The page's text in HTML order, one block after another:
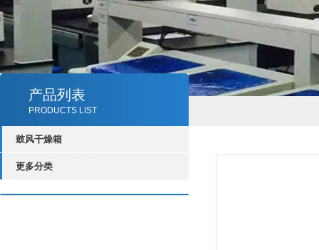
产品列表
PRODUCTS LIST
鼓风干燥箱
更多分类